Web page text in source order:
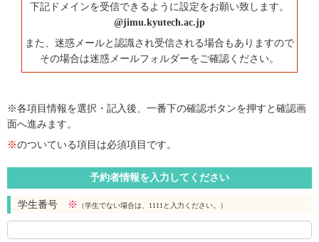
下記ドメインを受信できるように設定をお願い致します。
@jimu.kyutech.ac.jp
また、迷惑メールと認識され受信される場合もありますので
その場合は迷惑メールフォルダーをご確認ください。
※各項目情報を選択・記入後、一番下の確認ボタンを押すと確認画
面へ進みます。
※のついている項目は必須項目です。
予約者情報を入力してください
学生番号 ※ （学生でない場合は、1111と入力ください。）